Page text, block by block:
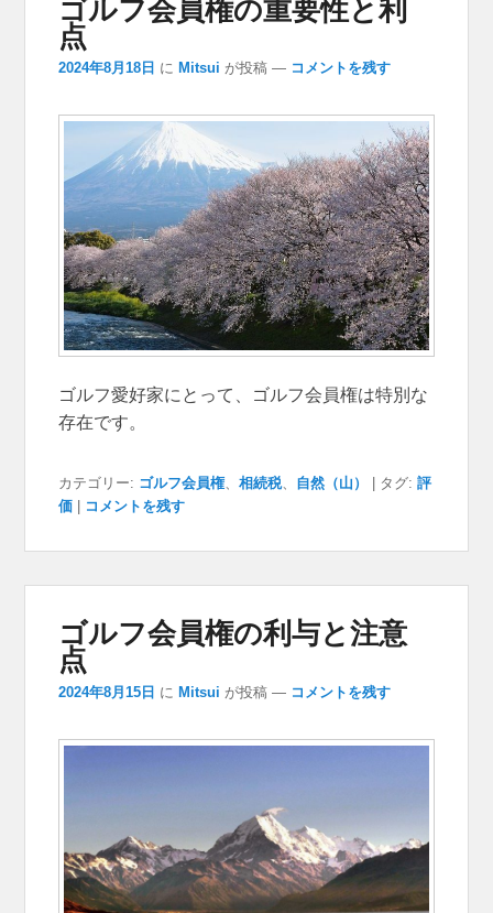
点
2024年8月18日 に Mitsui が投稿 — コメントを残す
ゴルフ愛好家にとって、ゴルフ会員権は特別な
存在です。
カテゴリー: ゴルフ会員権、相続税、 自然（山） タグ: 評
価
コメントを残す
ゴルフ会員権の利与と注意
点
2024年8月15日 に Mitsui が投稿 — コメントを残す